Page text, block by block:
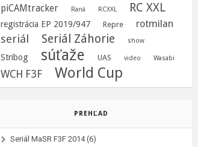
piCAMtracker Raná RCXXL RC XXL
registrácia EP 2019/947 Repre rotmilan
seriál Seriál Záhorie show
Stribog súťaže UAS video Wasabi
WCH F3F World Cup
PREHĽAD
Seriál MaSR F3F 2014(6)